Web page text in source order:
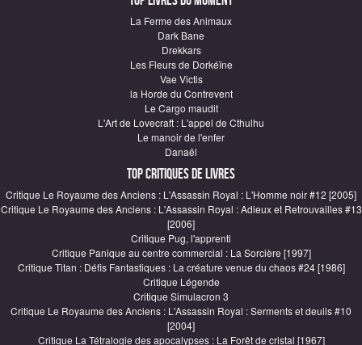
La Ferme des Animaux
Dark Bane
Drekkars
Les Fleurs de Dorkéïne
Vae Victis
la Horde du Contrevent
Le Cargo maudit
L'Art de Lovecraft : L'appel de Cthulhu
Le manoir de l'enfer
Danaël
Top critiques de Livres
Critique Le Royaume des Anciens : L'Assassin Royal : L'Homme noir #12 [2005]
Critique Le Royaume des Anciens : L'Assassin Royal : Adieux et Retrouvailles #13
[2006]
Critique Pug, l'apprenti
Critique Panique au centre commercial : La Sorcière [1997]
Critique Titan : Défis Fantastiques : La créature venue du chaos #24 [1986]
Critique Légende
Critique Simulacron 3
Critique Le Royaume des Anciens : L'Assassin Royal : Serments et deuils #10
[2004]
Critique La Tétralogie des apocalypses : La Forêt de cristal [1967]